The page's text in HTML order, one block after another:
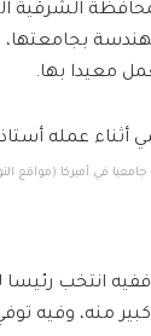
معيدا بها.
(مواقع التواصل)